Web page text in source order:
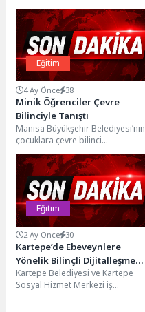
Eğitim
4 Ay Önce 38
Minik Öğrenciler Çevre
Bilinciyle Tanıştı
Manisa Büyükşehir Belediyesi’nin
çocuklara çevre bilinci
kazandırmak amacıyla hayata
geçirdiği “Doğa Dedektifleri İş
Başında” eğitim...
Eğitim
2 Ay Önce 30
Kartepe’de Ebeveynlere
Yönelik Bilinçli Dijitalleşme
Eğitimi
Kartepe Belediyesi ve Kartepe
Sosyal Hizmet Merkezi iş